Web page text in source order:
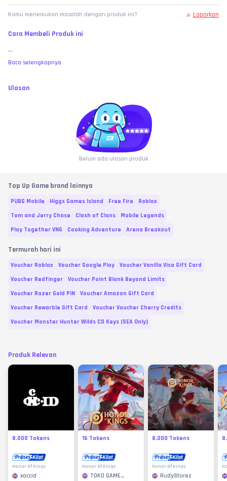
Kamu menemukan masalah dengan produk ini? Laporkan
Cara Membeli Produk ini
...
Baca selengkapnya
Ulasan
Belum ada ulasan produk
Top Up Game brand lainnya
PUBG Mobile Higgs Games Island Free Fire
Roblox
Tom and Jerry Chase
Clash of Clans
Mobile Legends
Play Together VNG
Cooking Adventure Arena Breakout
Termurah hari ini
Voucher Roblox Voucher Google Play
Voucher Vanilla Visa Gift Card
Voucher Redfinger
Voucher Point Blank Beyond Limits
Voucher Razer Gold PIN
Voucher Amazon Gift Card
Voucher Rewarble Gift Card
Voucher Voucher Cherry Credits
Voucher Monster Hunter Wilds CD Keys (SEA Only)
Produk Relevan
8.000 Tokens
Honor Of Kings
xoccid
16 Tokens
Honor Of Kings
TOKO GAME
8.000 Tokens
Honor Of Kings
RudyStorez